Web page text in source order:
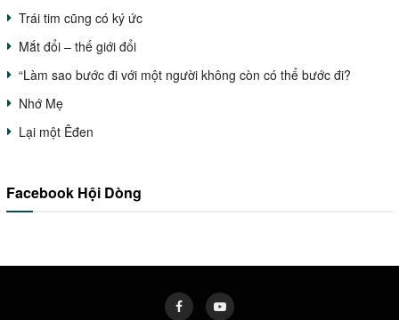
Trái tim cũng có ký ức
Mắt đổi – thế giới đổi
“Làm sao bước đi với một người không còn có thể bước đi?
Nhớ Mẹ
Lại một Êđen
Facebook Hội Dòng